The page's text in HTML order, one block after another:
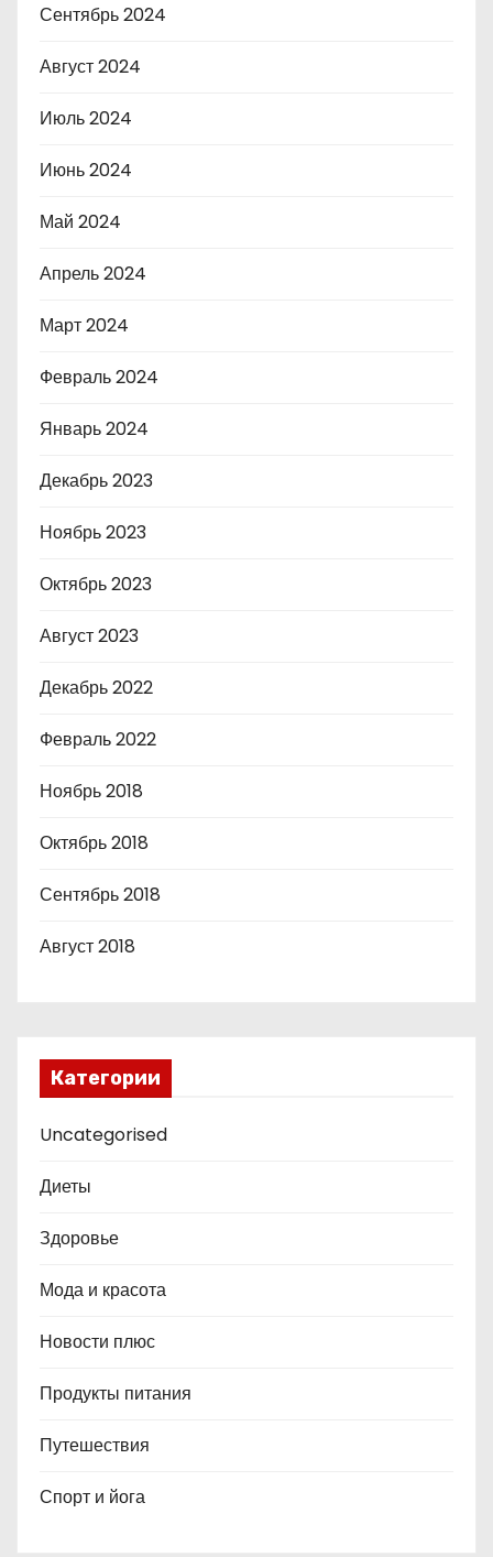
Сентябрь 2024
Август 2024
Июль 2024
Июнь 2024
Май 2024
Апрель 2024
Март 2024
Февраль 2024
Январь 2024
Декабрь 2023
Ноябрь 2023
Октябрь 2023
Август 2023
Декабрь 2022
Февраль 2022
Ноябрь 2018
Октябрь 2018
Сентябрь 2018
Август 2018
Категории
Uncategorised
Диеты
Здоровье
Мода и красота
Новости плюс
Продукты питания
Путешествия
Спорт и йога